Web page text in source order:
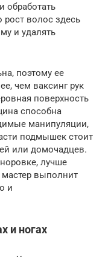
обработать
рост волос здесь
и удалять
поэтому ее
чем ваксинг рук
поверхность
способна
манипуляции,
подмышек стоит
или домочадцев.
лучше
мастер выполнит
и
и ногах